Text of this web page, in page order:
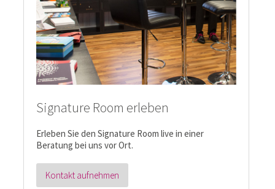
Signature Room erleben
Erleben Sie den Signature Room live in einer
Beratung bei uns vor Ort.
Kontakt aufnehmen